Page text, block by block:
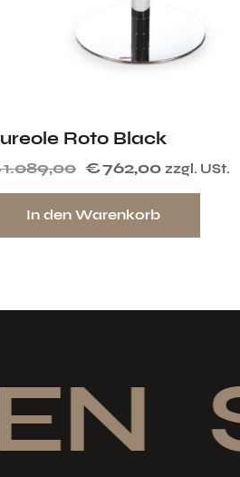
Roto Black
1.089,00 €762,00 zzgl. USt.
In den Warenkorb